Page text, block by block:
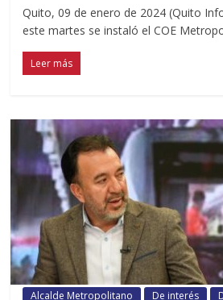
Quito, 09 de enero de 2024 (Quito
este martes se instaló el COE
Leer más
Alcalde Metropolitano De interés